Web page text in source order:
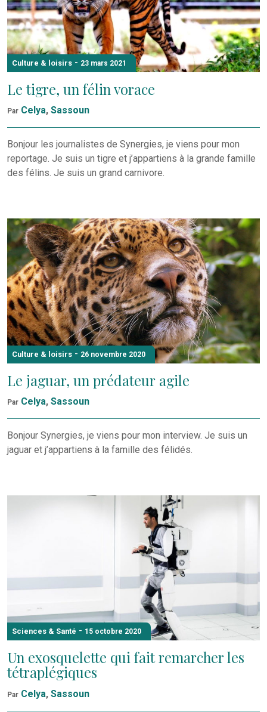
Culture & loisirs - 23 mars 2021
Le tigre, un félin vorace
Par Celya, Sassoun
Bonjour les journalistes de Synergies, je viens pour mon
reportage. Je suis un tigre et j’appartiens à la grande famille
des félins. Je suis un grand carnivore.
Culture & loisirs - 26 novembre 2020
Le jaguar, un prédateur agile
Par Celya, Sassoun
Bonjour Synergies, je viens pour mon interview. Je suis un
jaguar et j’appartiens à la famille des félidés.
Sciences & Santé - 15 octobre 2020
Un exosquelette qui fait remarcher les
tétraplégiques
Par Celya, Sassoun